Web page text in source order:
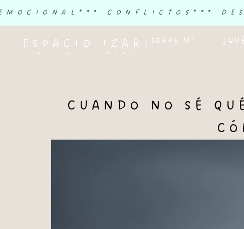
*** CONFLICTOS ***
SOBRE MÍ
CUANDO NO SÉ